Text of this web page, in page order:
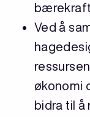
Ved å
økonomi
bidra til å